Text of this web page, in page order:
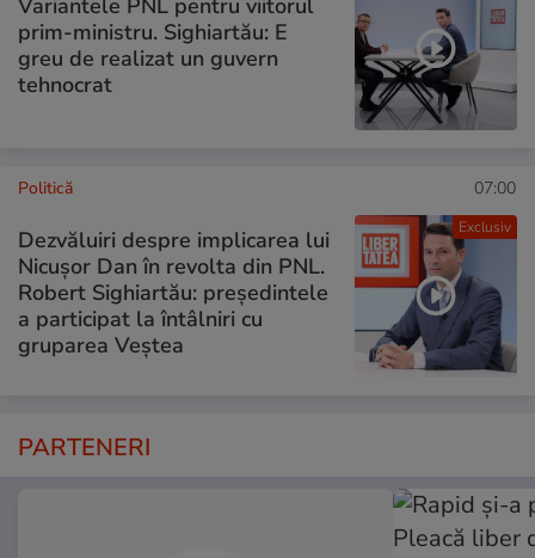
prim-ministru. Sighiartău: E
greu de realizat un guvern
tehnocrat
Exclusiv
Politică 07:00
Dezvăluiri despre implicarea lui
Nicușor Dan în revolta din PNL.
Robert Sighiartău: președintele
a participat la întâlniri cu
gruparea Veștea
PARTENERI